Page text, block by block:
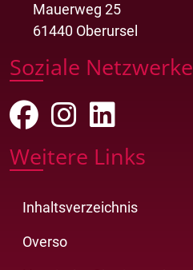
Mauerweg 25
61440 Oberursel
Soziale Netzwerke
Weitere Links
Inhaltsverzeichnis
Overso